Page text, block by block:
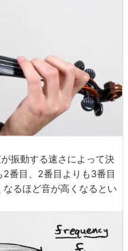
振動する速さによって決
番目、2番目よりも3番目
るほど音が高くなるとい